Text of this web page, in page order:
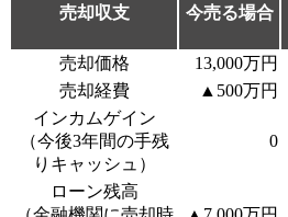
売却収支 今売る場合
売却価格
13,000万円
売却経費
▲500万円
インカムゲイン
（今後3年間の手残
りキャッシュ）
0
ローン残高